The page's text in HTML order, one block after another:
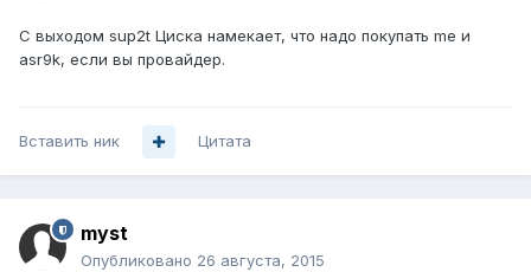
С выходом sup2t Циска намекает, что надо покупать me и
asr9k, если вы провайдер.
Вставить ник Цитата
myst
Опубликовано 26 августа, 2015